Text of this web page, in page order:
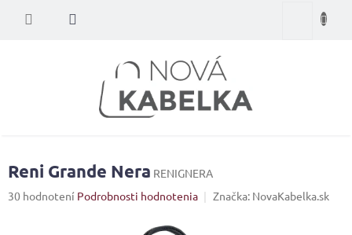
Nákupný
Reni Grande Nera RENIGNERA
Priemerné
30 hodnotení Podrobnosti hodnotenia Značka: NovaKabelka.sk